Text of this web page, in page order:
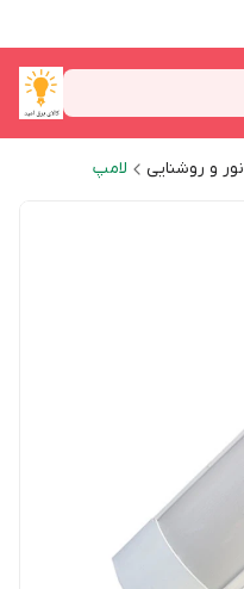
نور و روشنایی لامپ